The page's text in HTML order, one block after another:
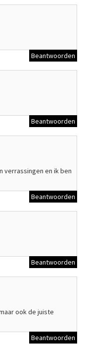
Beantwoorden
Beantwoorden
verrassingen en ik ben
Beantwoorden
Beantwoorden
ook de juiste
Beantwoorden